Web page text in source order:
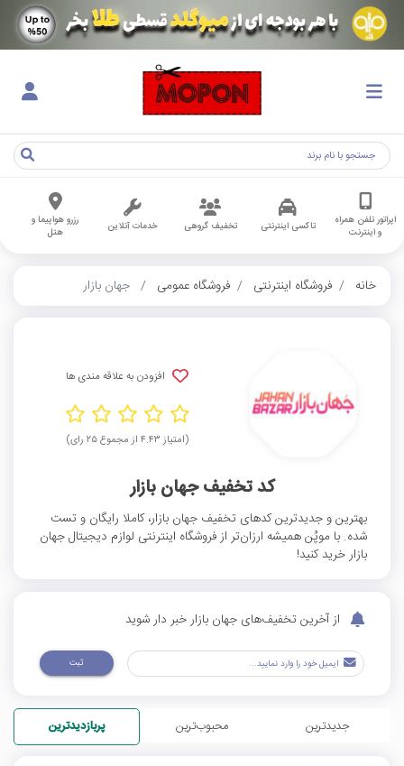
اپراتور تلفن همراه
و اینترنت
تاکسی اینترنتی تخفیف گروهی خدمات آنلاین
رزرو هواپیما و
هتل
خانه فروشگاه اینترنتی فروشگاه عمومی جهان بازار
افزودن به علاقه مندی ها
(امتیاز ۴.۴۳ از مجموع ۲۵ رای)
کد تخفیف جهان بازار
بهترین و جدیدترین کدهای تخفیف جهان بازار، کاملا رایگان و تست
شده. با موپُن همیشه ارزان‌تر از فروشگاه اینترنتی لوازم دیجیتال جهان
بازار خرید کنید!
از آخرین تخفیف‌های جهان بازار خبر دار شوید
ثبت
جدیدترین محبوب‌ترین پربازدیدترین